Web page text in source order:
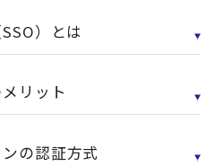
）とは
リット
の認証方式